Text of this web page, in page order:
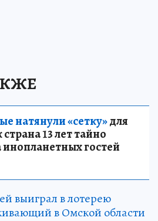
натянули «сетку»для
13 лет тайно
инопланетных гостей
выиграл в лотерею
в Омской области